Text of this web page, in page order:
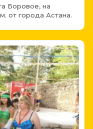
Боровое, на
от города Астана.